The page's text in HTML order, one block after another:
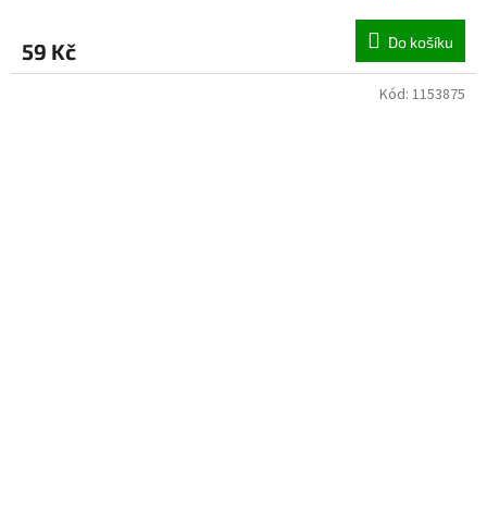
59 Kč Do košíku
Kód: 1153875